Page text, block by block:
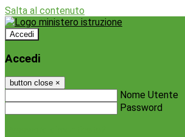
Salta al contenuto
Accedi
Accedi
button close ×
Nome Utente
Password